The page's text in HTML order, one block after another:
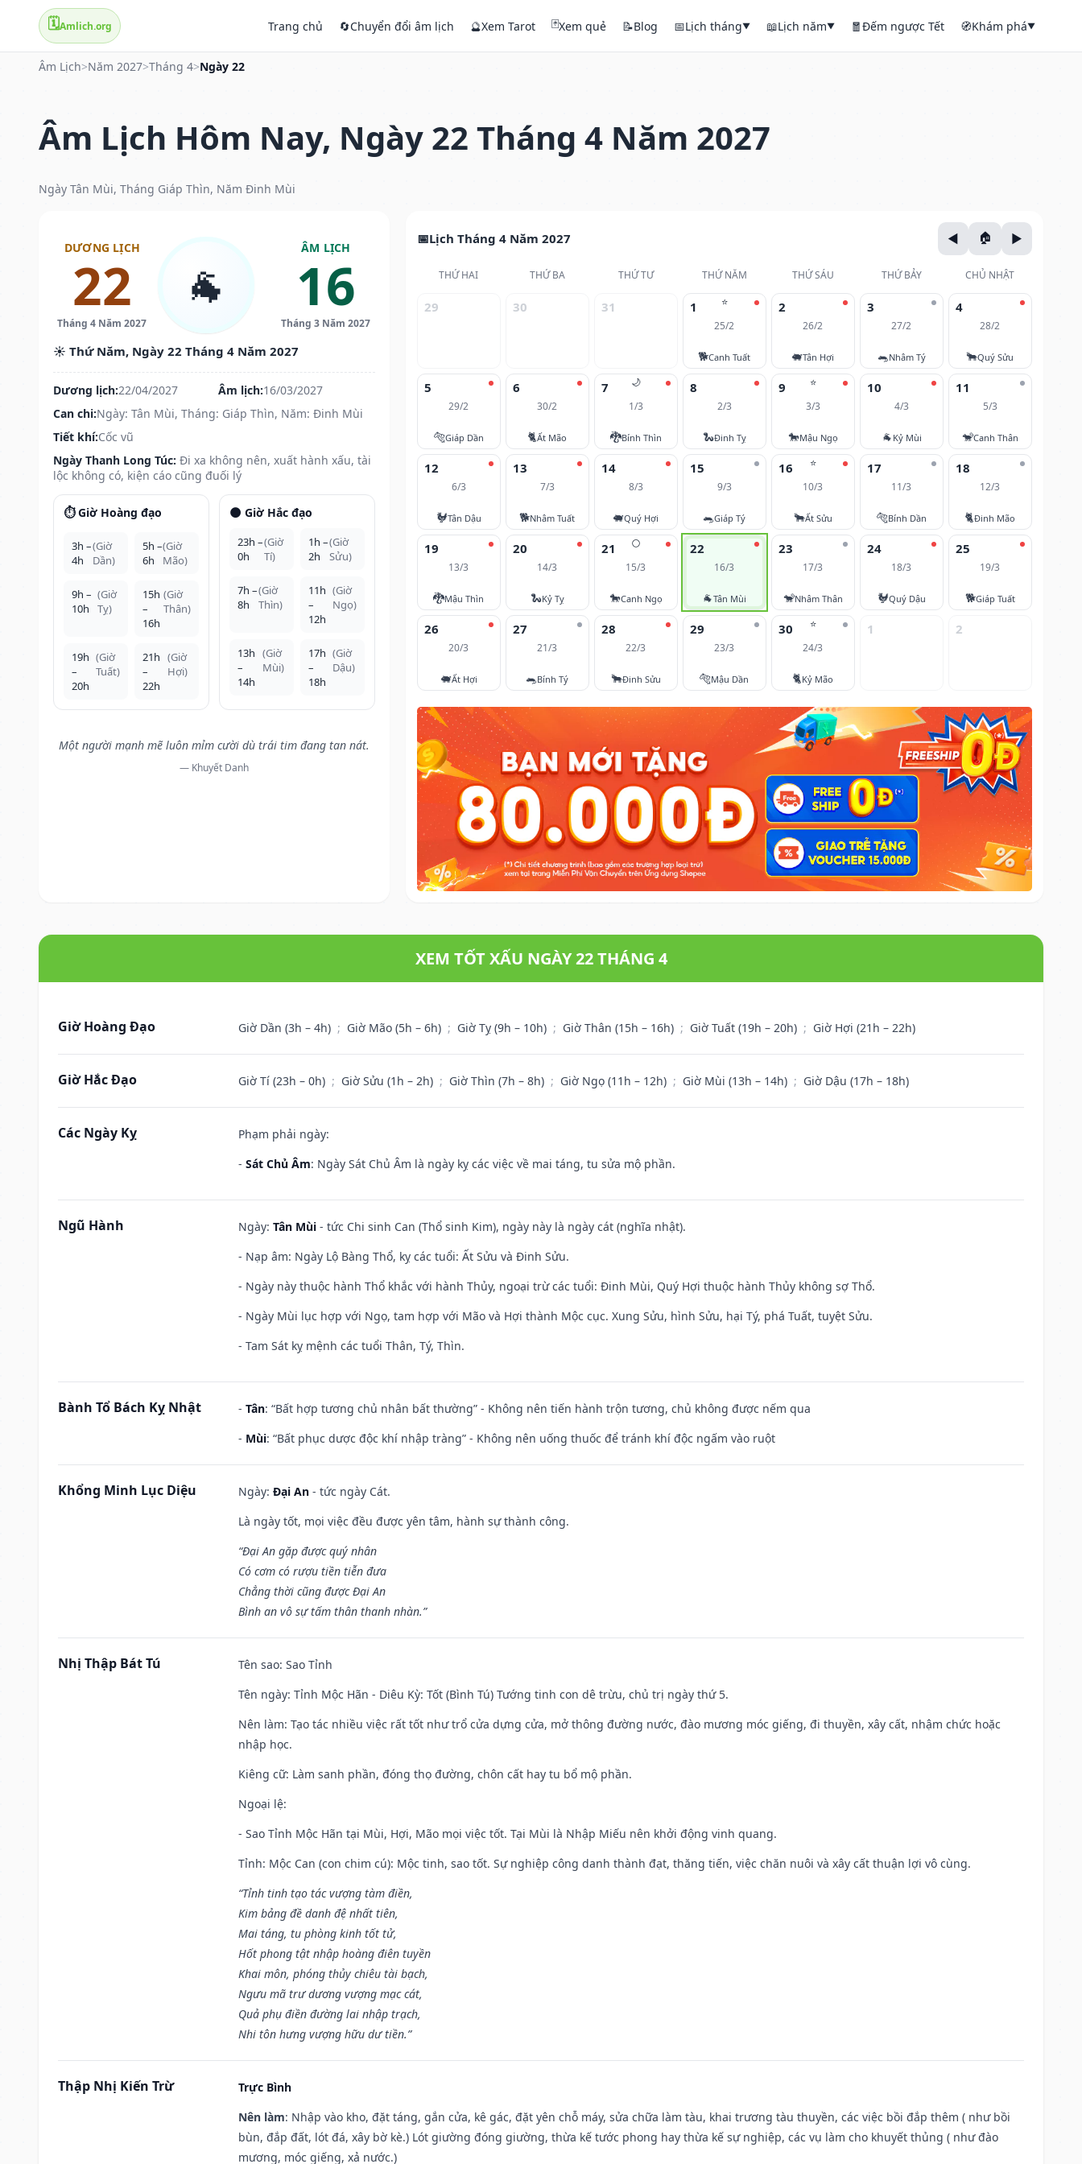
🗓️Amlich.org Trang chủ 🔄Chuyển đổi âm lịch 🔮Xem Tarot 🃏Xem quẻ 📝Blog 📅Lịch tháng▼ 📖Lịch năm▼ 🧧Đếm ngược Tết 🧭Khám phá▼
Âm Lịch>Năm 2027>Tháng 4>Ngày 22
Âm Lịch Hôm Nay, Ngày 22 Tháng 4 Năm 2027
Ngày Tân Mùi, Tháng Giáp Thìn, Năm Đinh Mùi
DƯƠNG LỊCH
22
Tháng 4 Năm 2027
🐐
ÂM LỊCH
16
Tháng 3 Năm 2027
☀️ Thứ Năm, Ngày 22 Tháng 4 Năm 2027
Dương lịch:22/04/2027 Âm lịch:16/03/2027
Can chi:Ngày: Tân Mùi, Tháng: Giáp Thìn, Năm: Đinh Mùi
Tiết khí:Cốc vũ
Ngày Thanh Long Túc: Đi xa không nên, xuất hành xấu, tài
lộc không có, kiện cáo cũng đuối lý
⏱️ Giờ Hoàng đạo
3h –
4h
(Giờ
Dần)
5h –
6h
(Giờ
Mão)
9h –
10h
(Giờ
Tỵ)
15h
–
16h
(Giờ
Thân)
19h
–
20h
(Giờ
Tuất)
21h
–
22h
(Giờ
Hợi)
🌑 Giờ Hắc đạo
23h –
0h
(Giờ
Tí)
1h –
2h
(Giờ
Sửu)
7h –
8h
(Giờ
Thìn)
11h
–
12h
(Giờ
Ngọ)
13h
–
14h
(Giờ
Mùi)
17h
–
18h
(Giờ
Dậu)
Một người mạnh mẽ luôn mỉm cười dù trái tim đang tan nát.
— Khuyết Danh
Lịch Tháng 4 Năm 2027
THỨ HAI THỨ BA THỨ TƯ THỨ NĂM THỨ SÁU THỨ BẢY CHỦ NHẬT
29 30 31 ⭐
1
25/2
🐕Canh Tuất
2
26/2
🐖Tân Hợi
3
27/2
🐀Nhâm Tý
4
28/2
🐂Quý Sửu
5
29/2
🐅Giáp Dần
6
30/2
🐈Ất Mão
🌙
7
1/3
🐉Bính Thìn
8
2/3
🐍Đinh Tỵ
⭐
9
3/3
🐎Mậu Ngọ
10
4/3
🐐 Kỷ Mùi
11
5/3
🐒Canh Thân
12
6/3
🐓Tân Dậu
13
7/3
🐕Nhâm Tuất
14
8/3
🐖Quý Hợi
15
9/3
🐀Giáp Tý
⭐
16
10/3
🐂Ất Sửu
17
11/3
🐅Bính Dần
18
12/3
🐈Đinh Mão
19
13/3
🐉Mậu Thìn
20
14/3
🐍Kỷ Tỵ
🌕
21
15/3
🐎Canh Ngọ
22
16/3
🐐Tân Mùi
23
17/3
🐒Nhâm Thân
24
18/3
🐓Quý Dậu
25
19/3
🐕Giáp Tuất
26
20/3
🐖Ất Hợi
27
21/3
🐀Bính Tý
28
22/3
🐂Đinh Sửu
29
23/3
🐅Mậu Dần
⭐
30
24/3
🐈Kỷ Mão
1 2
XEM TỐT XẤU NGÀY 22 THÁNG 4
Giờ Hoàng Đạo Giờ Dần (3h – 4h) ; Giờ Mão (5h – 6h) ; Giờ Tỵ (9h – 10h) ; Giờ Thân (15h – 16h) ; Giờ Tuất (19h – 20h) ; Giờ Hợi (21h – 22h)
Giờ Hắc Đạo Giờ Tí (23h – 0h) ; Giờ Sửu (1h – 2h) ; Giờ Thìn (7h – 8h) ; Giờ Ngọ (11h – 12h) ; Giờ Mùi (13h – 14h) ; Giờ Dậu (17h – 18h)
Các Ngày Kỵ
Phạm phải ngày:
- Sát Chủ Âm: Ngày Sát Chủ Âm là ngày kỵ các việc về mai táng, tu sửa mộ phần.
Ngũ Hành Ngày: Tân Mùi - tức Chi sinh Can (Thổ sinh Kim), ngày này là ngày cát (nghĩa nhật).
- Nạp âm: Ngày Lộ Bàng Thổ, kỵ các tuổi: Ất Sửu và Đinh Sửu.
- Ngày này thuộc hành Thổ khắc với hành Thủy, ngoại trừ các tuổi: Đinh Mùi, Quý Hợi thuộc hành Thủy không sợ Thổ.
- Ngày Mùi lục hợp với Ngọ, tam hợp với Mão và Hợi thành Mộc cục. Xung Sửu, hình Sửu, hại Tý, phá Tuất, tuyệt Sửu.
- Tam Sát kỵ mệnh các tuổi Thân, Tý, Thìn.
Bành Tổ Bách Kỵ Nhật - Tân: “Bất hợp tương chủ nhân bất thường” - Không nên tiến hành trộn tương, chủ không được nếm qua
- Mùi: “Bất phục dược độc khí nhập tràng” - Không nên uống thuốc để tránh khí độc ngấm vào ruột
Khổng Minh Lục Diệu Ngày: Đại An - tức ngày Cát.
Là ngày tốt, mọi việc đều được yên tâm, hành sự thành công.
“Đại An gặp được quý nhân
Có cơm có rượu tiền tiễn đưa
Chẳng thời cũng được Đại An
Bình an vô sự tấm thân thanh nhàn.”
Nhị Thập Bát Tú Tên sao: Sao Tỉnh
Tên ngày: Tỉnh Mộc Hãn - Diêu Kỳ: Tốt (Bình Tú) Tướng tinh con dê trừu, chủ trị ngày thứ 5.
Nên làm: Tạo tác nhiều việc rất tốt như trổ cửa dựng cửa, mở thông đường nước, đào mương móc giếng, đi thuyền, xây cất, nhậm chức hoặc
nhập học.
Kiêng cữ: Làm sanh phần, đóng thọ đường, chôn cất hay tu bổ mộ phần.
Ngoại lệ:
- Sao Tỉnh Mộc Hãn tại Mùi, Hợi, Mão mọi việc tốt. Tại Mùi là Nhập Miếu nên khởi động vinh quang.
Tỉnh: Mộc Can (con chim cú): Mộc tinh, sao tốt. Sự nghiệp công danh thành đạt, thăng tiến, việc chăn nuôi và xây cất thuận lợi vô cùng.
“Tỉnh tinh tạo tác vượng tàm điền,
Kim bảng đề danh đệ nhất tiên,
Mai táng, tu phòng kinh tốt tử,
Hốt phong tật nhập hoàng điên tuyền
Khai môn, phóng thủy chiêu tài bạch,
Ngưu mã trư dương vượng mạc cát,
Quả phụ điền đường lai nhập trạch,
Nhi tôn hưng vượng hữu dư tiền.”
Thập Nhị Kiến Trừ
Trực Bình
Nên làm: Nhập vào kho, đặt táng, gắn cửa, kê gác, đặt yên chỗ máy, sửa chữa làm tàu, khai trương tàu thuyền, các việc bồi đắp thêm ( như bồi
bùn, đắp đất, lót đá, xây bờ kè.) Lót giường đóng giường, thừa kế tước phong hay thừa kế sự nghiệp, các vụ làm cho khuyết thủng ( như đào
mương, móc giếng, xả nước.)